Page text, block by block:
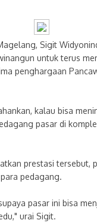
Sigit
untuk terus
penghargaan
kalau bisa
pasar di
prestasi tersebut,
pedagang.
pasar ini bisa
urai Sigit.